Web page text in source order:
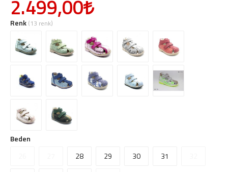
2.499,00
Renk (13 renk)
Beden
28 29 30 31